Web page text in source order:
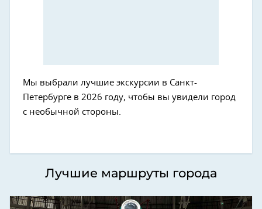
Мы выбрали лучшие экскурсии в Санкт-
Петербурге в 2026 году, чтобы вы увидели город
с необычной стороны.
Лучшие маршруты города